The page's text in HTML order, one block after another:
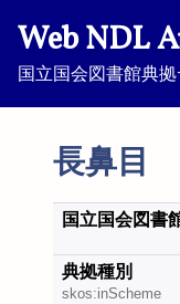
Web NDL
国立国会図書館典
長鼻目
国立国会図書
典拠種別
skos:inScheme